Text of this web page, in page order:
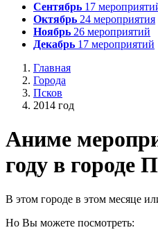
Сентябрь 17
Октябрь 24 мероприятия
Ноябрь 26 мероприятий
Декабрь 17 мероприятий
Главная
Города
Псков
2014 год
Аниме
году в городе
В этом городе в этом месяце
Но Вы можете посмотреть: